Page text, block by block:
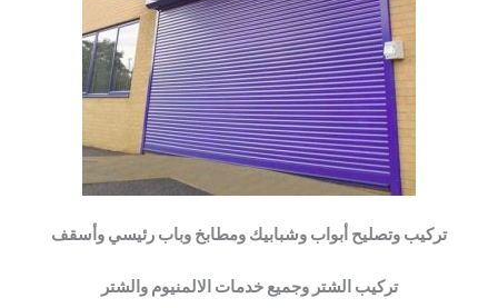
تركيب وتصليح أبواب وشبابيك ومطابخ وباب رئيسي وأسقف
تركيب الشتر وجميع خدمات الالمنيوم والشتر